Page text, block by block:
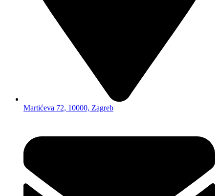
Martićeva 72, 10000, Zagreb